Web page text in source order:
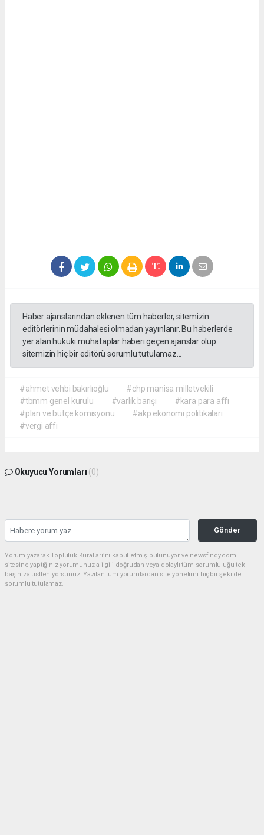
Haber ajanslarından eklenen tüm haberler, sitemizin
editörlerinin müdahalesi olmadan yayınlanır. Bu haberlerde
yer alan hukuki muhataplar haberi geçen ajanslar olup
sitemizin hiç bir editörü sorumlu tutulamaz...
#ahmet vehbi bakırlıoğlu
#chp manisa milletvekili
#tbmm genel kurulu
#varlık barışı
#kara para affı
#plan ve bütçe komisyonu
#akp ekonomi politikaları
#vergi affı
Okuyucu Yorumları (0)
Gönder
Yorum yazarak Topluluk Kuralları’nı kabul etmiş bulunuyor ve newsfindy.com
sitesine yaptığınız yorumunuzla ilgili doğrudan veya dolaylı tüm sorumluluğu tek
başınıza üstleniyorsunuz. Yazılan tüm yorumlardan site yönetimi hiçbir şekilde
sorumlu tutulamaz.